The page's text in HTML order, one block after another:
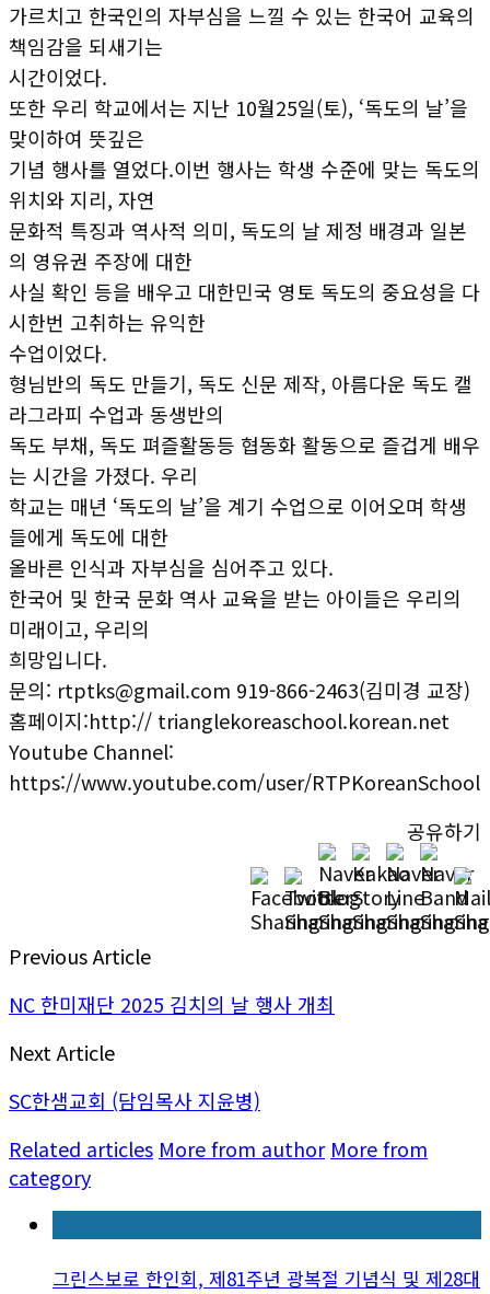
가르치고 한국인의 자부심을 느낄 수 있는 한국어 교육의
책임감을 되새기는
시간이었다.
또한 우리 학교에서는 지난 10월25일(토), ‘독도의 날’을
맞이하여 뜻깊은
기념 행사를 열었다.이번 행사는 학생 수준에 맞는 독도의
위치와 지리, 자연
문화적 특징과 역사적 의미, 독도의 날 제정 배경과 일본
의 영유권 주장에 대한
사실 확인 등을 배우고 대한민국 영토 독도의 중요성을 다
시한번 고취하는 유익한
수업이었다.
형님반의 독도 만들기, 독도 신문 제작, 아름다운 독도 캘
라그라피 수업과 동생반의
독도 부채, 독도 펴즐활동등 협동화 활동으로 즐겁게 배우
는 시간을 가졌다. 우리
학교는 매년 ‘독도의 날’을 계기 수업으로 이어오며 학생
들에게 독도에 대한
올바른 인식과 자부심을 심어주고 있다.
한국어 및 한국 문화 역사 교육을 받는 아이들은 우리의
미래이고, 우리의
희망입니다.
문의: rtptks@gmail.com 919-866-2463(김미경 교장)
홈페이지:http:// trianglekoreaschool.korean.net
Youtube Channel:
https://www.youtube.com/user/RTPKoreanSchool
공유하기
Previous Article
NC 한미재단 2025 김치의 날 행사 개최
Next Article
SC한샘교회 (담임목사 지윤병)
Related articles More from author More from
category
그린스보로 한인회, 제81주년 광복절 기념식 및 제28대